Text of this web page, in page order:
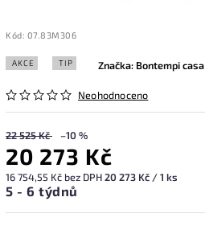
Kód: 07.83M306
AKCE TIP
Neohodnoceno
Značka: Bontempi casa
22 525 Kč –10 %
20 273 Kč
16 754,55 Kč bez DPH20 273 Kč / 1 ks
5 - 6 týdnů